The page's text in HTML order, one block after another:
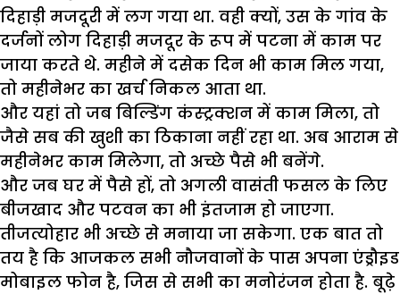
दिहाड़ी मजदूरी में लग गया था. वही क्यों, उस के गांव के
दर्जनों लोग दिहाड़ी मजदूर के रूप में पटना में काम पर
जाया करते थे. महीने में दसेक दिन भी काम मिल गया,
तो महीनेभर का खर्च निकल आता था.
और यहां तो जब बिल्डिंग कंस्ट्रक्शन में काम मिला, तो
जैसे सब की खुशी का ठिकाना नहीं रहा था. अब आराम से
महीनेभर काम मिलेगा, तो अच्छे पैसे भी बनेंगे.
और जब घर में पैसे हों, तो अगली वासंती फसल के लिए
बीजखाद और पटवन का भी इंतजाम हो जाएगा.
तीजत्योहार भी अच्छे से मनाया जा सकेगा. एक बात तो
तय है कि आजकल सभी नौजवानों के पास अपना एंड्रौइड
मोबाइल फोन है, जिस से सभी का मनोरंजन होता है. बूढ़े